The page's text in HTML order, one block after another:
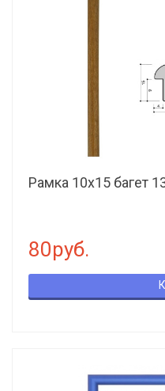
Рамка 10х15 багет
80руб.